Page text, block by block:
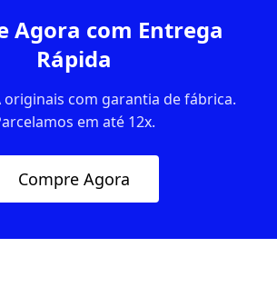
Agora com Entrega
Rápida
originais com garantia de fábrica.
em até 12x.
Compre Agora